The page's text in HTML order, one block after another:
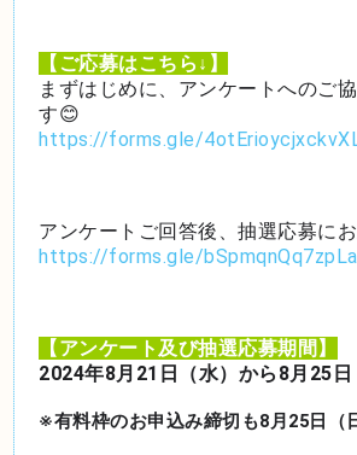
【ご応募はこちら↓】
まずはじめに、アンケートへのご
す😊
https://forms.gle/
アンケートご回答後、抽選応募に
https://forms.gle/
【アンケート及び抽選応募期間】
2024年8月21日（水）から8月25日
※有料枠のお申込み締切も8月25日（